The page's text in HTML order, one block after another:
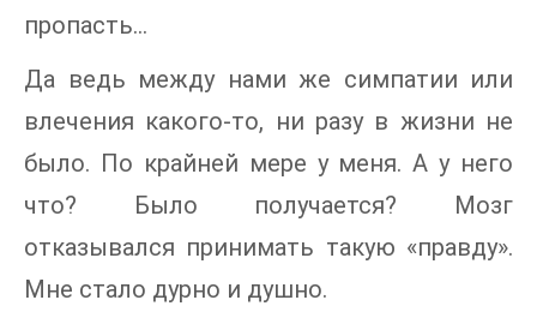
пропасть…
Да ведь между нами же симпатии или
влечения какого-то, ни разу в жизни не
было. По крайней мере у меня. А у него
что? Было получается? Мозг
отказывался принимать такую «правду».
Мне стало дурно и душно.